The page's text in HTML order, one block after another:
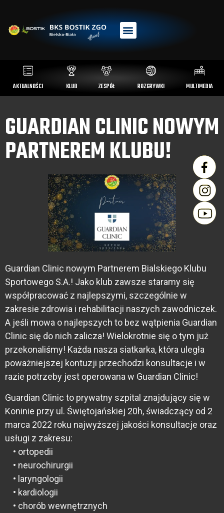
AKTUALNOŚCI KLUB ZESPÓŁ ROZGRYWKI MULTIMEDIA
GUARDIAN CLINIC NOWYM
PARTNEREM KLUBU!
Guardian Clinic nowym Partnerem Bialskiego Klubu
Sportowego S.A.! Jako klub zawsze staramy się
współpracować z najlepszymi, szczególnie w
zakresie zdrowia i rehabilitacji naszych zawodniczek.
A jeśli mowa o najlepszych to bez wątpienia Guardian
Clinic się do nich zalicza! Wielokrotnie się o tym już
przekonaliśmy! Każda nasza siatkarka, która uległa
poważniejszej kontuzji przechodzi konsultacje i w
razie potrzeby jest operowana w Guardian Clinic!
Guardian Clinic to prywatny szpital znajdujący się w
Koninie przy ul. Świętojańskiej 20h, świadczący od 2
marca 2022 roku najwyższej jakości konsultacje oraz
usługi z zakresu:
• ortopedii
• neurochirurgii
• laryngologii
• kardiologii
• chorób wewnętrznych